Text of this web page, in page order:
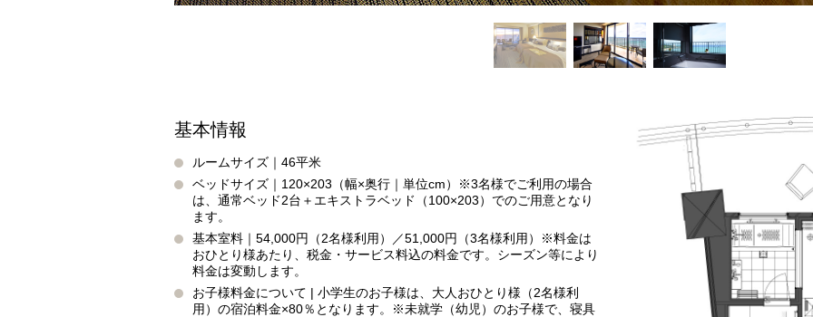
基本情報
ルームサイズ｜46平米
ベッドサイズ｜120×203（幅×奥行｜単位cm）※3名様でご利用の場合
は、通常ベッド2台＋エキストラベッド（100×203）でのご用意となり
ます。
基本室料｜54,000円（2名様利用）／51,000円（3名様利用）※料金は
おひとり様あたり、税金・サービス料込の料金です。シーズン等により
料金は変動します。
お子様料金について | 小学生のお子様は、大人おひとり様（2名様利
用）の宿泊料金×80％となります。※未就学（幼児）のお子様で、寝具
お問い合わせ お問い合わせ
TEL 098-993-7113
（受付時間9:00～19:00）
お問い合わせ
タイガービーチカフェ
TEL098-993-7113
（受付時間9:00～19:00）
お問い合わせ